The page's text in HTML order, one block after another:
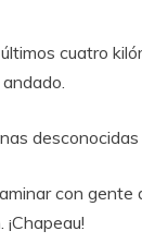
cuatro
con gente